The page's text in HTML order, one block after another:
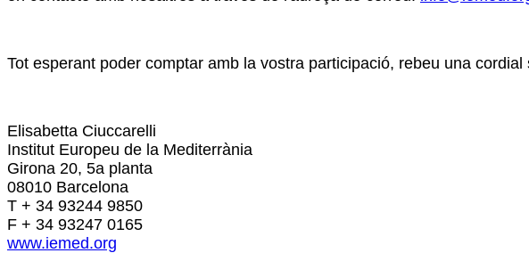
Tot esperant poder comptar amb la vostra participació, rebeu una cordial
Elisabetta Ciuccarelli
Institut Europeu de la Mediterrània
Girona 20, 5a planta
08010 Barcelona
T + 34 93244 9850
F + 34 93247 0165
www.iemed.org